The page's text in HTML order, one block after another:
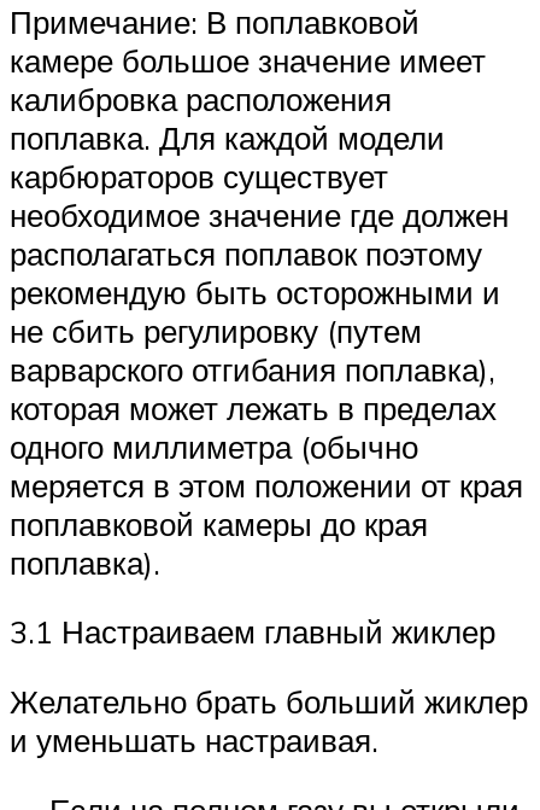
Примечание: В поплавковой
камере большое значение имеет
калибровка расположения
поплавка. Для каждой модели
карбюраторов существует
необходимое значение где должен
располагаться поплавок поэтому
рекомендую быть осторожными и
не сбить регулировку (путем
варварского отгибания поплавка),
которая может лежать в пределах
одного миллиметра (обычно
меряется в этом положении от края
поплавковой камеры до края
поплавка).
3.1 Настраиваем главный жиклер
Желательно брать больший жиклер
и уменьшать настраивая.